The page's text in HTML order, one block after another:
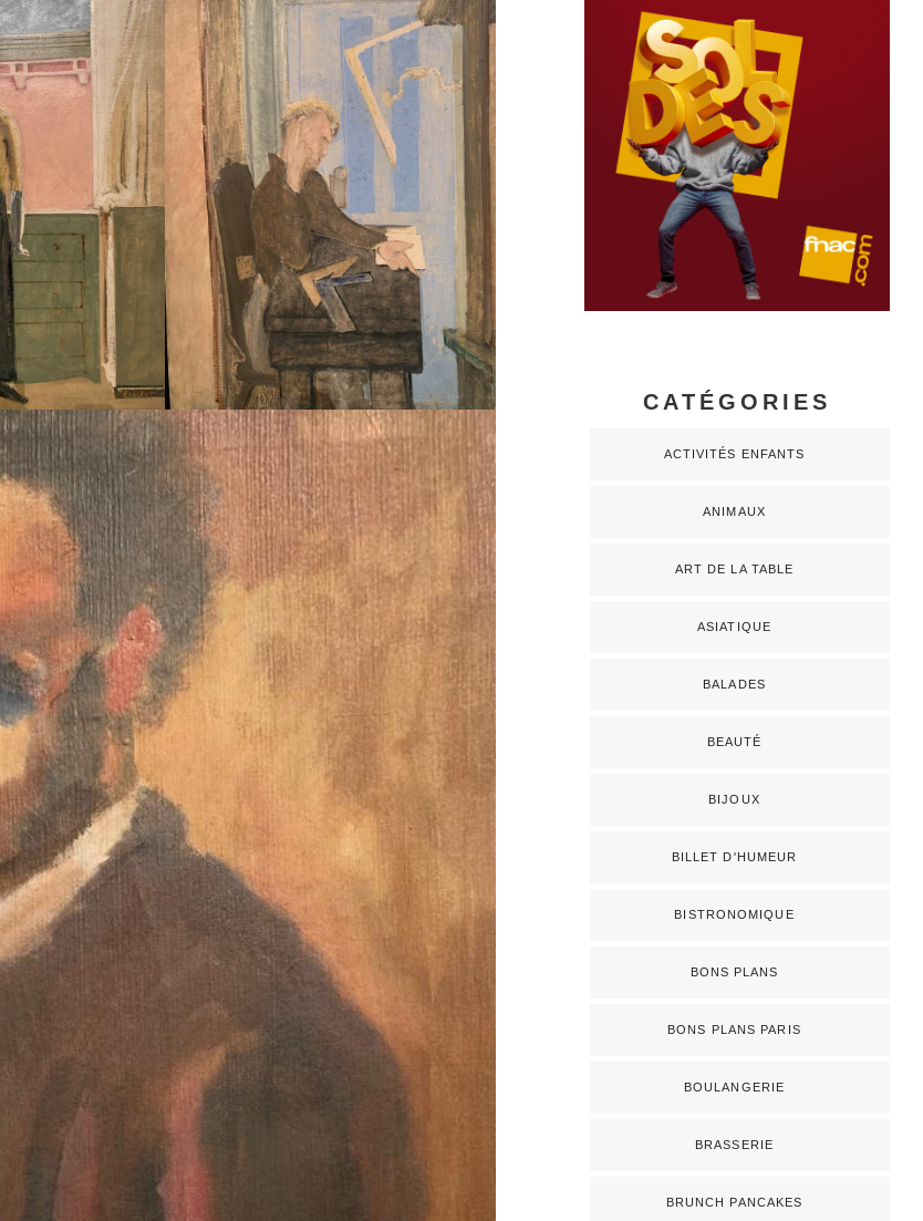
CATÉGORIES
ACTIVITÉS ENFANTS
ANIMAUX
ART DE LA TABLE
ASIATIQUE
BALADES
BEAUTÉ
BIJOUX
BILLET D'HUMEUR
BISTRONOMIQUE
BONS PLANS
BONS PLANS PARIS
BOULANGERIE
BRASSERIE
BRUNCH PANCAKES